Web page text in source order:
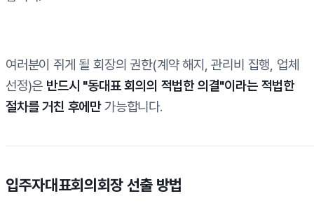
여러분이 쥐게 될 회장의 권한(계약 해지, 관리비 집행, 업체
선정)은 반드시 "동대표 회의의 적법한 의결"이라는 적법한
절차를 거친 후에만가능합니다.
입주자대표회의회장 선출 방법